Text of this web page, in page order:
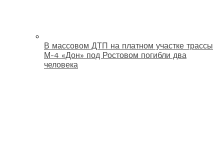
В массовом ДТП на платном участке трассы
М-4 «Дон» под Ростовом погибли два
человека